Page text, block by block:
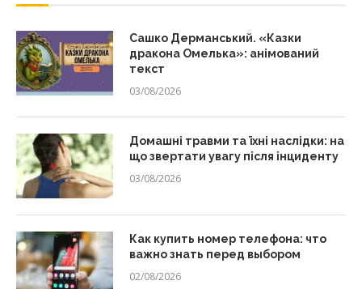
Сашко Дерманський. «Казки
дракона Омелька»: анімований
текст
03/08/2026
Домашні травми та їхні наслідки: на
що звертати увагу після інциденту
03/08/2026
Как купить номер телефона: что
важно знать перед выбором
02/08/2026